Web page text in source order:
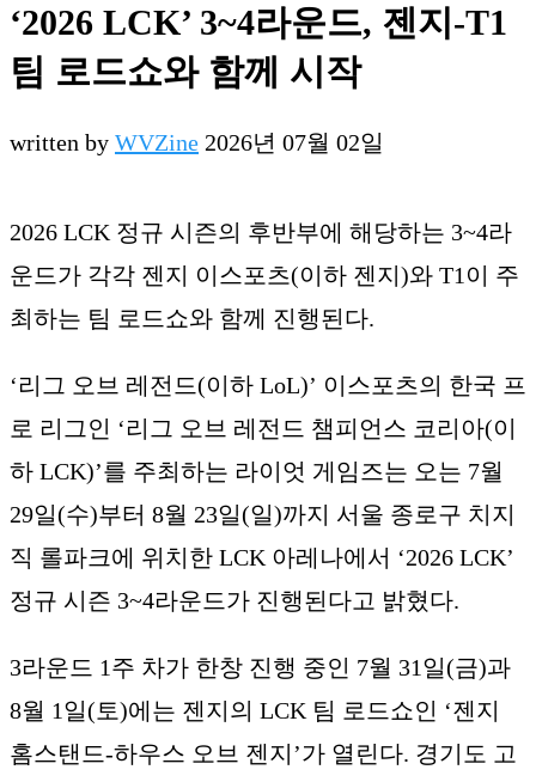
‘2026 LCK’ 3~4라운드, 젠지-T1
팀 로드쇼와 함께 시작
written by WVZine 2026년 07월 02일
2026 LCK 정규 시즌의 후반부에 해당하는 3~4라
운드가 각각 젠지 이스포츠(이하 젠지)와 T1이 주
최하는 팀 로드쇼와 함께 진행된다.
‘리그 오브 레전드(이하 LoL)’ 이스포츠의 한국 프
로 리그인 ‘리그 오브 레전드 챔피언스 코리아(이
하 LCK)’를 주최하는 라이엇 게임즈는 오는 7월
29일(수)부터 8월 23일(일)까지 서울 종로구 치지
직 롤파크에 위치한 LCK 아레나에서 ‘2026 LCK’
정규 시즌 3~4라운드가 진행된다고 밝혔다.
3라운드 1주 차가 한창 진행 중인 7월 31일(금)과
8월 1일(토)에는 젠지의 LCK 팀 로드쇼인 ‘젠지
홈스탠드-하우스 오브 젠지’가 열린다. 경기도 고